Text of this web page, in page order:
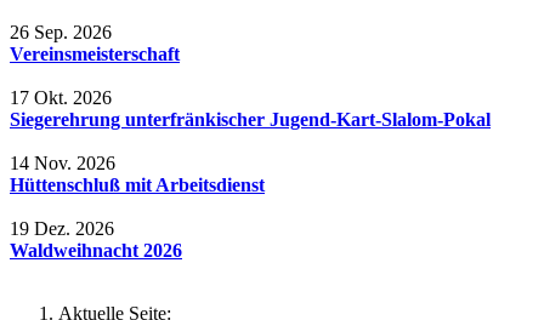
26 Sep. 2026
Vereinsmeisterschaft
17 Okt. 2026
Siegerehrung unterfränkischer Jugend-Kart-Slalom-Pokal
14 Nov. 2026
Hüttenschluß mit Arbeitsdienst
19 Dez. 2026
Waldweihnacht 2026
Aktuelle Seite: